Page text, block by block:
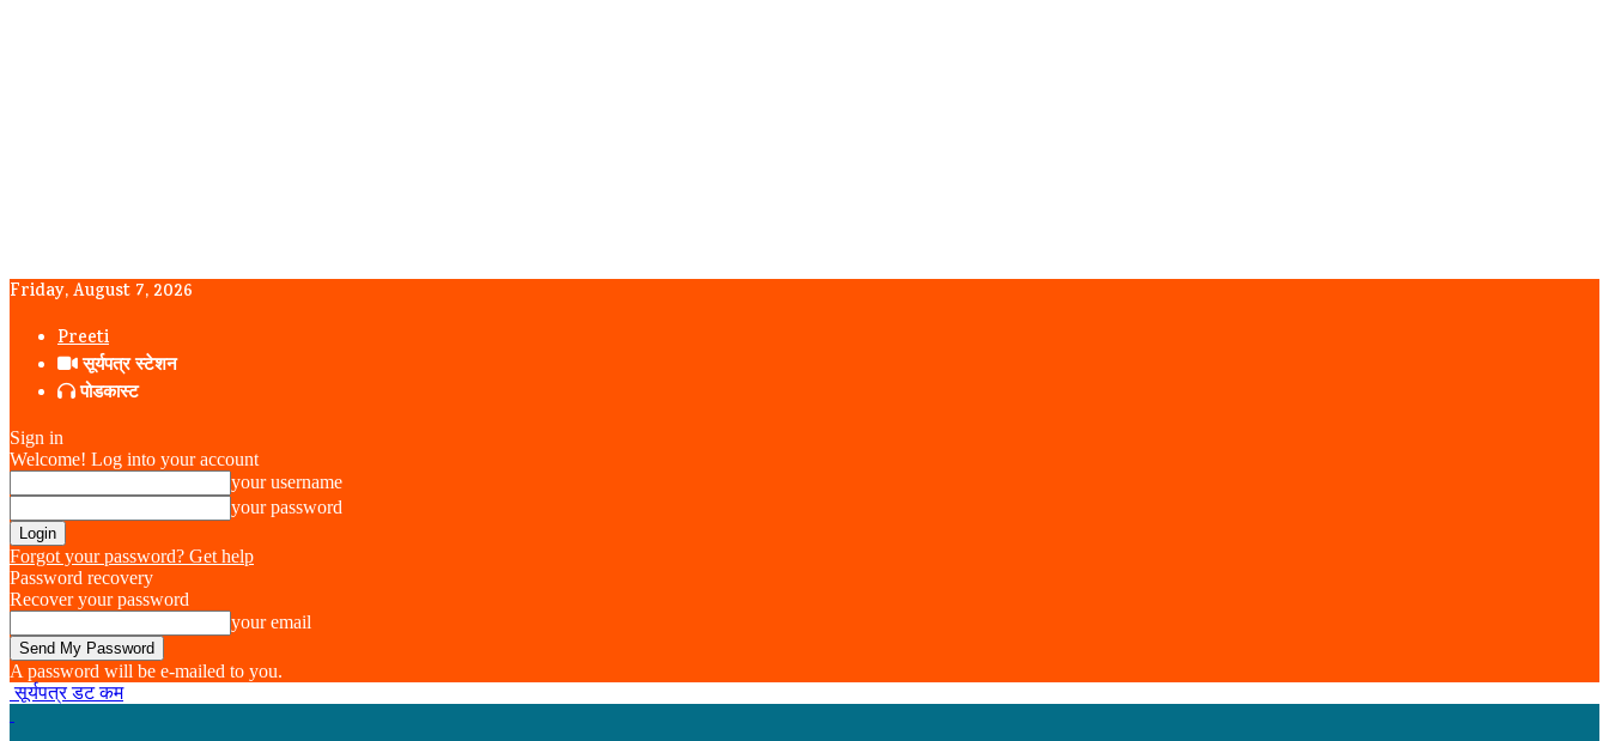
Friday, August 7, 2026
Preeti
सूर्यपत्र स्टेशन
पोडकास्ट
Sign in
Welcome! Log into your account
your username
your password
Forgot your password? Get help
Password recovery
Recover your password
your email
A password will be e-mailed to you.
सूर्यपत्र डट कम